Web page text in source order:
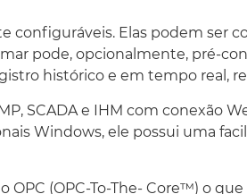
clientes OPC
possível graças à
O aplicativo possui
– thin clients – para
configuráveis. Elas podem ser
pode, opcionalmente, pré-
histórico e em tempo real,
SCADA e IHM com conexão
Windows, ele possui uma
(OPC-To-The- Core™) o